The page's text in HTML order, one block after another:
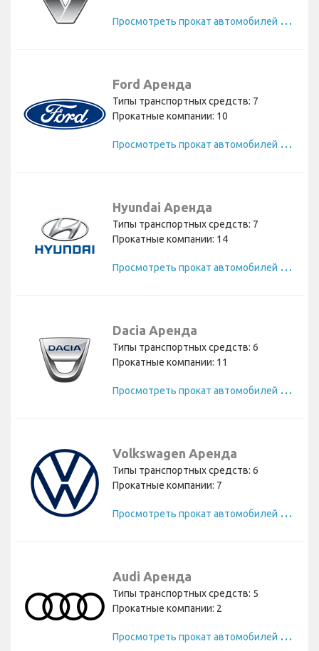
П
росмотреть прокат автомобилей Renault
Ford Аренда
Типы транспортных средств: 7
Прокатные компании: 10
П
росмотреть прокат автомобилей Ford
Hyundai Аренда
Типы транспортных средств: 7
Прокатные компании: 14
П
росмотреть прокат автомобилей Hyundai
Dacia Аренда
Типы транспортных средств: 6
Прокатные компании: 11
П
росмотреть прокат автомобилей Dacia
Volkswagen Аренда
Типы транспортных средств: 6
Прокатные компании: 7
П
росмотреть прокат автомобилей Volkswagen
Audi Аренда
Типы транспортных средств: 5
Прокатные компании: 2
П
росмотреть прокат автомобилей Audi